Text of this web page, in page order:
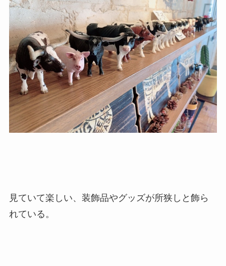
見ていて楽しい、装飾品やグッズが所狭しと飾ら
れている。